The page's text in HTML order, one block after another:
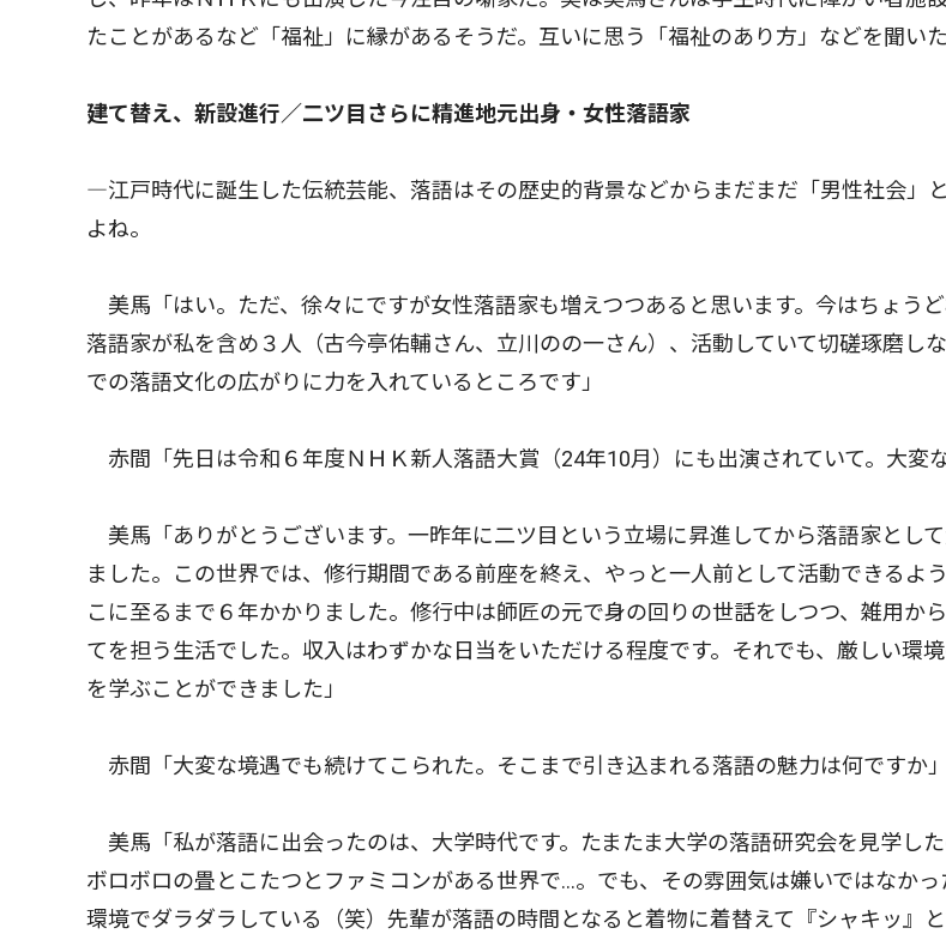
たことがあるなど「福祉」に縁があるそうだ。互いに思う「福祉のあり方」などを聞い
建て替え、新設進行／二ツ目さらに精進地元出身・女性落語家
―江戸時代に誕生した伝統芸能、落語はその歴史的背景などからまだまだ「男性社会」
よね。
美馬「はい。ただ、徐々にですが女性落語家も増えつつあると思います。今はちょう
落語家が私を含め３人（古今亭佑輔さん、立川のの一さん）、活動していて切磋琢磨しな
での落語文化の広がりに力を入れているところです」
赤間「先日は令和６年度ＮＨＫ新人落語大賞（24年10月）にも出演されていて。大変
美馬「ありがとうございます。一昨年に二ツ目という立場に昇進してから落語家とし
ました。この世界では、修行期間である前座を終え、やっと一人前として活動できるよ
こに至るまで６年かかりました。修行中は師匠の元で身の回りの世話をしつつ、雑用か
てを担う生活でした。収入はわずかな日当をいただける程度です。それでも、厳しい環
を学ぶことができました」
赤間「大変な境遇でも続けてこられた。そこまで引き込まれる落語の魅力は何ですか」
美馬「私が落語に出会ったのは、大学時代です。たまたま大学の落語研究会を見学し
ボロボロの畳とこたつとファミコンがある世界で...。でも、その雰囲気は嫌いではなか
環境でダラダラしている（笑）先輩が落語の時間となると着物に着替えて『シャキッ』